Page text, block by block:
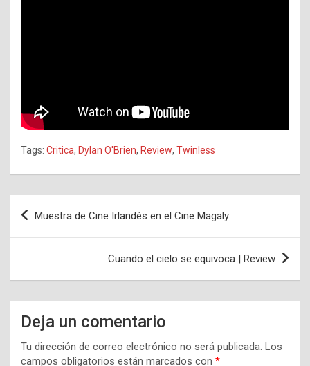
Tags: Critica, Dylan O'Brien, Review, Twinless
Navegación
Muestra de Cine Irlandés en el Cine Magaly
Cuando el cielo se equivoca | Review
Deja un comentario
Tu dirección de correo electrónico no será publicada. Los
campos obligatorios están marcados con *